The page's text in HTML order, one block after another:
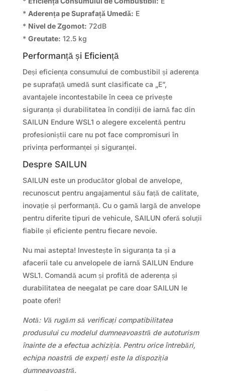
* Aderența pe Suprafață Umedă: E
* Nivel de Zgomot: 72dB
* Greutate: 12.5 kg
Performanță și Eficiență
Deși eficiența consumului de combustibil și aderența
pe suprafață umedă sunt clasificate ca „E”,
avantajele incontestabile în ceea ce privește
siguranța și durabilitatea în condiții de iarnă fac din
SAILUN Endure WSL1 o alegere excelentă pentru
profesioniștii care nu pot face compromisuri în
privința performanței și siguranței.
Despre SAILUN
SAILUN este un producător global de anvelope,
recunoscut pentru angajamentul său față de calitate,
inovație și performanță. Cu o gamă largă de anvelope
pentru diferite tipuri de vehicule, SAILUN oferă soluții
fiabile și eficiente pentru fiecare nevoie.
Nu mai astepta! Investește în siguranța ta și a
afacerii tale cu anvelopele de iarnă SAILUN Endure
WSL1. Comandă acum și profită de aderența și
durabilitatea de neegalat pe care doar SAILUN le
poate oferi!
Notă: Vă rugăm să verificați compatibilitatea
produsului cu modelul dumneavoastră de autoturism
înainte de a efectua achiziția. Pentru orice întrebări,
echipa noastră de experți este la dispoziția
dumneavoastră.